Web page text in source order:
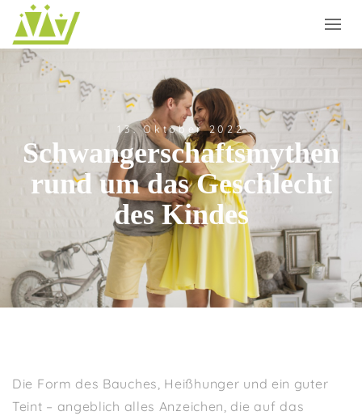
13. Oktober 2022
Schwangerschaftsmythen
rund um das Geschlecht
des Kindes
Die Form des Bauches, Heißhunger und ein guter
Teint – angeblich alles Anzeichen, die auf das